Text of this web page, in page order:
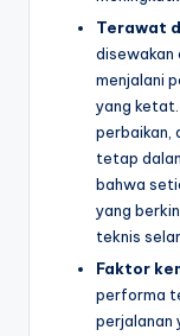
Terawat
disewakan
menjalani
yang
perbaikan,
tetap
bahwa
yang
teknis
Faktor
performa
perjalanan